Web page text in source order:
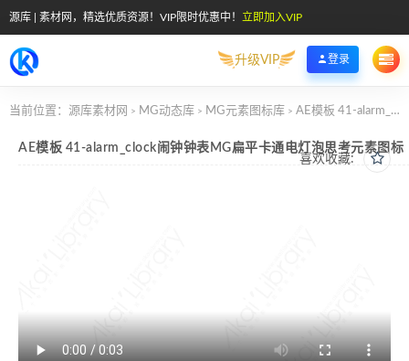
源库 | 素材网，精选优质资源！VIP限时优惠中！ 立即加入VIP
升级VIP 登录
当前位置： 源库素材网 > MG动态库 > MG元素图标库 > AE模板 41-alarm_clock闹钟钟表MG扁平卡通电灯泡思考元素图标
喜欢收藏:
AE模板 41-alarm_clock闹钟钟表MG扁平卡通电灯泡思考元素图标